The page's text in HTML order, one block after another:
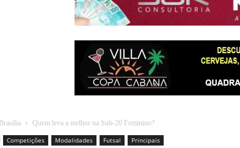
Brasília
Quem leva a melhor na Sub-20 Feminino?
Competições Modalidades Futsal Principais